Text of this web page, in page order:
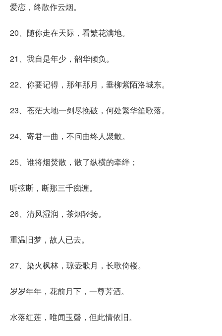
爱恋，终散作云烟。
20、随你走在天际，看繁花满地。
21、我自是年少，韶华倾负。
22、你要记得，那年那月，垂柳紫陌洛城东。
23、苍茫大地一剑尽挽破，何处繁华笙歌落。
24、寄君一曲，不问曲终人聚散。
25、谁将烟焚散，散了纵横的牵绊；
听弦断，断那三千痴缠。
26、清风湿润，茶烟轻扬。
重温旧梦，故人已去。
27、染火枫林，琼壶歌月，长歌倚楼。
岁岁年年，花前月下，一尊芳酒。
水落红莲，唯闻玉磬，但此情依旧。